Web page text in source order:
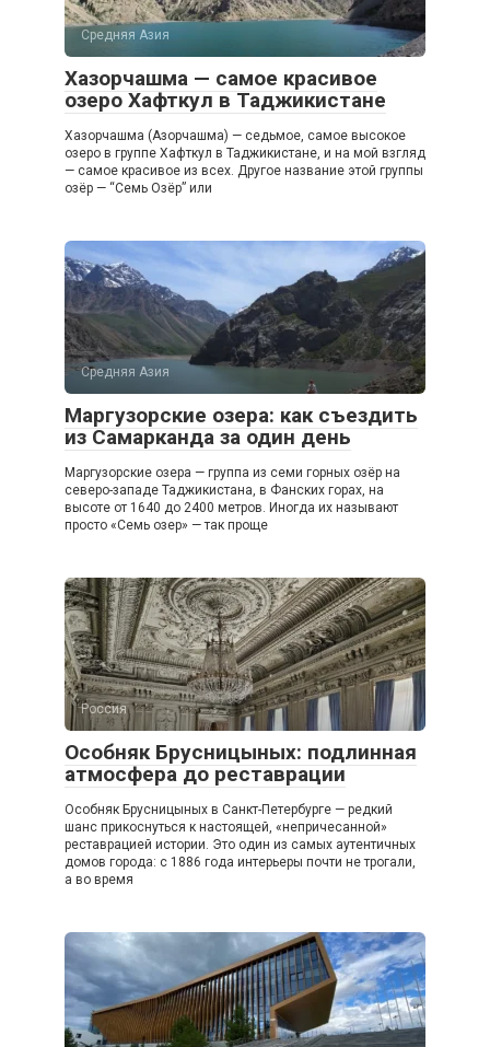
Средняя Азия
Хазорчашма — самое красивое
озеро Хафткул в Таджикистане
Хазорчашма (Азорчашма) — седьмое, самое высокое
озеро в группе Хафткул в Таджикистане, и на мой взгляд
— самое красивое из всех. Другое название этой группы
озёр — “Семь Озёр” или
Средняя Азия
Маргузорские озера: как съездить
из Самарканда за один день
Маргузорские озера — группа из семи горных озёр на
северо-западе Таджикистана, в Фанских горах, на
высоте от 1640 до 2400 метров. Иногда их называют
просто «Семь озер» — так проще
Россия
Особняк Брусницыных: подлинная
атмосфера до реставрации
Особняк Брусницыных в Санкт-Петербурге — редкий
шанс прикоснуться к настоящей, «непричесанной»
реставрацией истории. Это один из самых аутентичных
домов города: с 1886 года интерьеры почти не трогали,
а во время